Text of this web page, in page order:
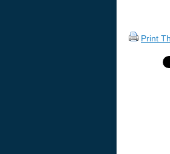
Print